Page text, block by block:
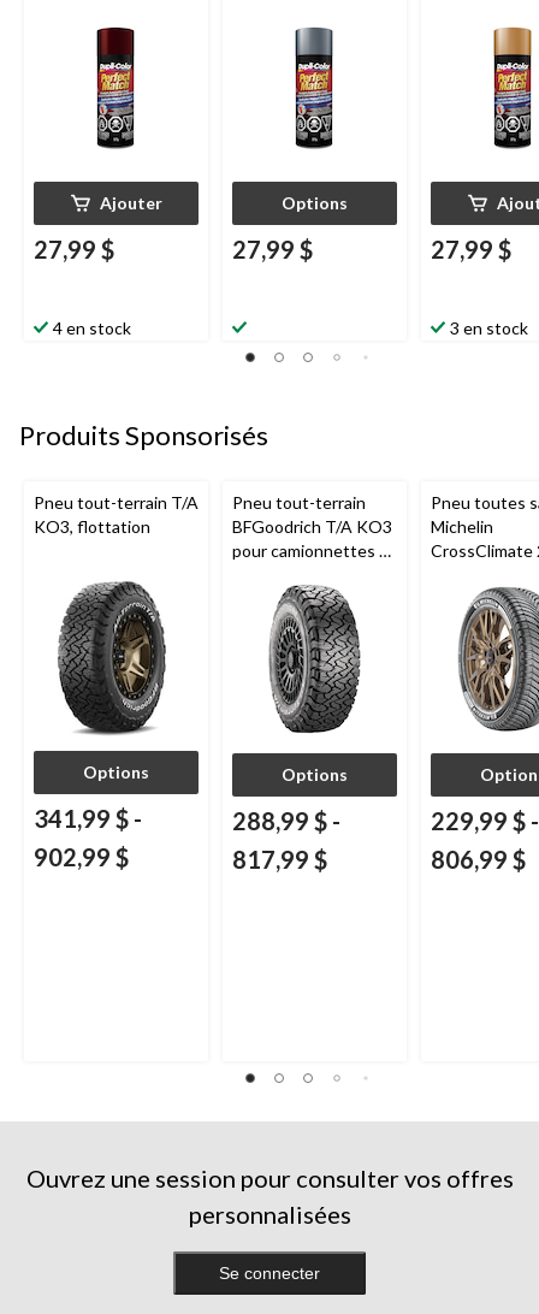
Dupli-ColorPerfect
Match, rouge grenat
foncé métallisé (76,
WA 9154), 227 g
Ajouter
27,99 $
4 en stock
Dupli-ColorPerfect
Match, anthracite
moyen métallisé, 227
Options
27,99 $
Dupli-Color
Match, moka
métallisé, 227
27,99 $
3 en stock
Produits Sponsorisés
Pneu tout-terrain T/A
KO3, flottation
Options
341,99 $ -
902,99 $
Pneu tout-terrain
BFGoodrich T/A KO3
pour camionnettes et
Options
288,99 $ -
817,99 $
Pneu toutes
Michelin
CrossClimate
et
229,99 $ -
806,99 $
Ouvrez une session pour consulter vos offres
personnalisées
Se connecter